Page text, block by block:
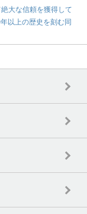
大な信頼を獲得して
以上の歴史を刻む同